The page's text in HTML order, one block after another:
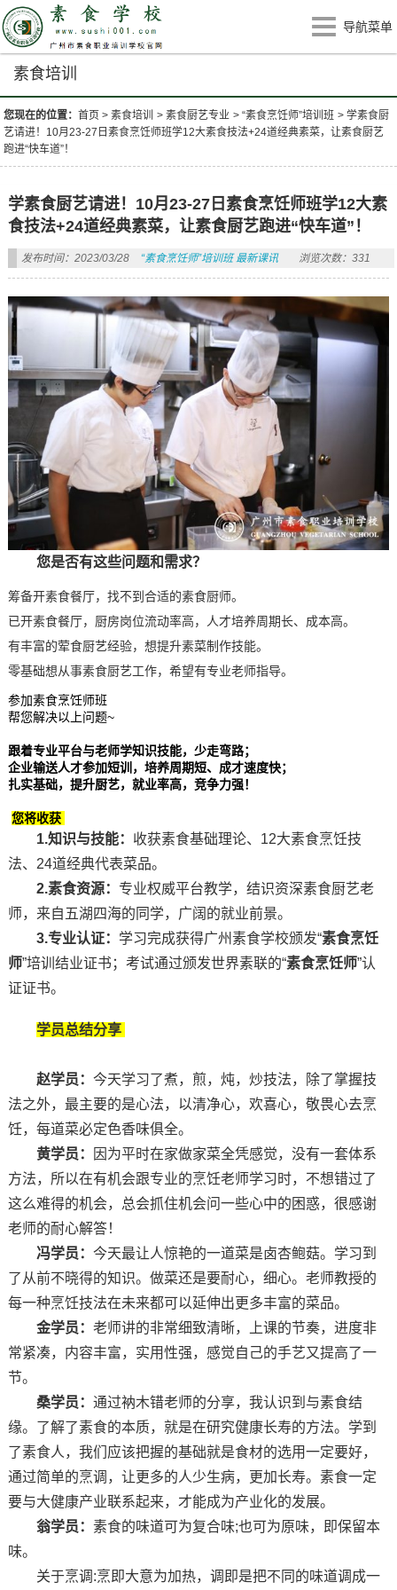
导航菜单
素食培训
您现在的位置：首页 >素食培训 >素食厨艺专业 >“素食烹饪师”培训班 >学素食厨
艺请进！10月23-27日素食烹饪师班学12大素食技法+24道经典素菜，让素食厨艺
跑进“快车道”！
学素食厨艺请进！10月23-27日素食烹饪师班学12大素
食技法+24道经典素菜，让素食厨艺跑进“快车道”！
发布时间：2023/03/28 “素食烹饪师”培训班 最新课讯 浏览次数：331
您是否有这些问题和需求？
筹备开素食餐厅，找不到合适的素食厨师。
已开素食餐厅，厨房岗位流动率高，人才培养周期长、成本高。
有丰富的荤食厨艺经验，想提升素菜制作技能。
零基础想从事素食厨艺工作，希望有专业老师指导。
参加素食烹饪师班
帮您解决以上问题~
跟着专业平台与老师学知识技能，少走弯路；
企业输送人才参加短训，培养周期短、成才速度快；
扎实基础，提升厨艺，就业率高，竞争力强！
您将收获
1.知识与技能： 收获素食基础理论、12大素食烹饪技
法、24道经典代表菜品。
2.素食资源： 专业权威平台教学，结识资深素食厨艺老
师，来自五湖四海的同学，广阔的就业前景。
3.专业认证： 学习完成获得广州素食学校颁发“素食烹饪
师”培训结业证书；考试通过颁发世界素联的“素食烹饪师”认
证证书。
学员总结分享
赵学员： 今天学习了煮，煎，炖，炒技法，除了掌握技
法之外，最主要的是心法，以清净心，欢喜心，敬畏心去烹
饪，每道菜必定色香味俱全。
黄学员：
因为平时在家做家菜全凭感觉，没有一套体系
方法，所以在有机会跟专业的烹饪老师学习时，不想错过了
这么难得的机会，总会抓住机会问一些心中的困惑，很感谢
老师的耐心解答！
冯学员： 今天最让人惊艳的一道菜是卤杏鲍菇。学习到
了从前不晓得的知识。做菜还是要耐心，细心。老师教授的
每一种烹饪技法在未来都可以延伸出更多丰富的菜品。
金学员： 老师讲的非常细致清晰，上课的节奏，进度非
常紧凑，内容丰富，实用性强，感觉自己的手艺又提高了一
节。
桑学员： 通过衲木错老师的分享，我认识到与素食结
缘。了解了素食的本质，就是在研究健康长寿的方法。学到
了素食人，我们应该把握的基础就是食材的选用一定要好，
通过简单的烹调，让更多的人少生病，更加长寿。素食一定
要与大健康产业联系起来，才能成为产业化的发展。
翁学员： 素食的味道可为复合味;也可为原味，即保留本
味。
关于烹调:烹即大意为加热，调即是把不同的味道调成一